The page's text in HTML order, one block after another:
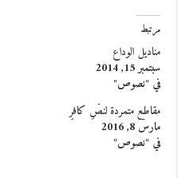
مرتبط
مناديل الوداع
سبتمبر 15, 2014
في "نصوص"
مقاطع متمردة لنصِّ كافرٍ
مارس 8, 2016
في "نصوص"